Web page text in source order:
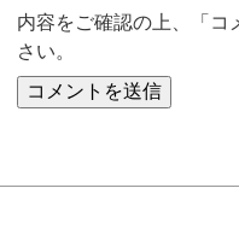
内容をご確認の上、「コ
さい。